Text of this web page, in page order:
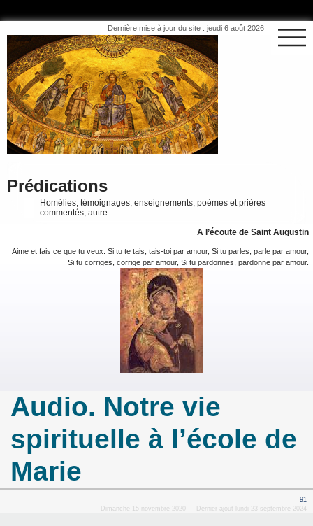
Dernière mise à jour du site : jeudi 6 août 2026
Prédications
Homélies, témoignages, enseignements, poèmes et prières
commentés, autre
A l’écoute de Saint Augustin
Aime et fais ce que tu veux. Si tu te tais, tais-toi par amour, Si tu parles, parle par amour,
Si tu corriges, corrige par amour, Si tu pardonnes, pardonne par amour.
Audio. Notre vie
spirituelle à l’école de
Marie
91
Dimanche 15 novembre 2020 — Dernier ajout lundi 23 septembre 2024